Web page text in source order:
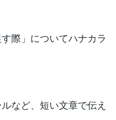
際」についてハナカラ
など、短い文章で伝え